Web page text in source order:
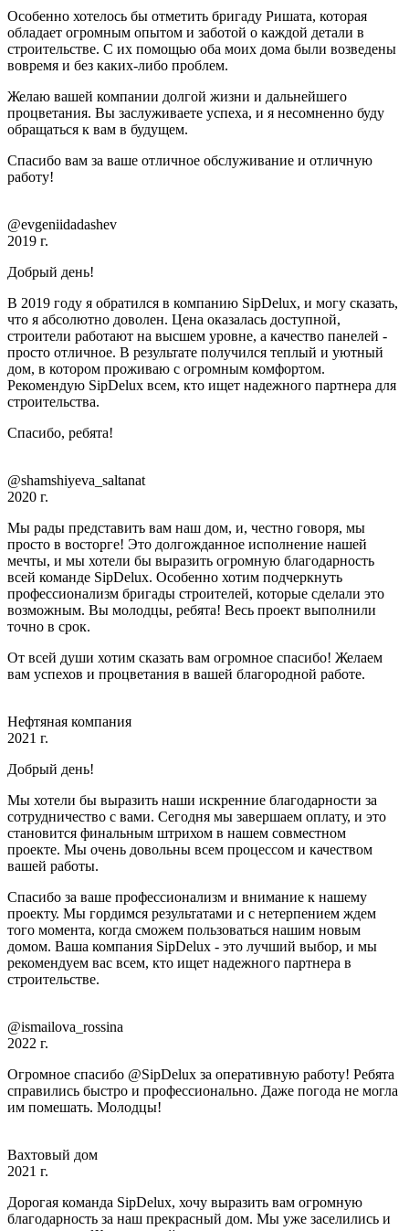
Особенно хотелось бы отметить бригаду Ришата, которая
обладает огромным опытом и заботой о каждой детали в
строительстве. С их помощью оба моих дома были возведены
вовремя и без каких-либо проблем.
Желаю вашей компании долгой жизни и дальнейшего
процветания. Вы заслуживаете успеха, и я несомненно буду
обращаться к вам в будущем.
Спасибо вам за ваше отличное обслуживание и отличную
работу!
@evgeniidadashev
2019 г.
Добрый день!
В 2019 году я обратился в компанию SipDelux, и могу сказать,
что я абсолютно доволен. Цена оказалась доступной,
строители работают на высшем уровне, а качество панелей -
просто отличное. В результате получился теплый и уютный
дом, в котором проживаю с огромным комфортом.
Рекомендую SipDelux всем, кто ищет надежного партнера для
строительства.
Спасибо, ребята!
@shamshiyeva_saltanat
2020 г.
Мы рады представить вам наш дом, и, честно говоря, мы
просто в восторге! Это долгожданное исполнение нашей
мечты, и мы хотели бы выразить огромную благодарность
всей команде SipDelux. Особенно хотим подчеркнуть
профессионализм бригады строителей, которые сделали это
возможным. Вы молодцы, ребята! Весь проект выполнили
точно в срок.
От всей души хотим сказать вам огромное спасибо! Желаем
вам успехов и процветания в вашей благородной работе.
Нефтяная компания
2021 г.
Добрый день!
Мы хотели бы выразить наши искренние благодарности за
сотрудничество с вами. Сегодня мы завершаем оплату, и это
становится финальным штрихом в нашем совместном
проекте. Мы очень довольны всем процессом и качеством
вашей работы.
Спасибо за ваше профессионализм и внимание к нашему
проекту. Мы гордимся результатами и с нетерпением ждем
того момента, когда сможем пользоваться нашим новым
домом. Ваша компания SipDelux - это лучший выбор, и мы
рекомендуем вас всем, кто ищет надежного партнера в
строительстве.
@ismailova_rossina
2022 г.
Огромное спасибо @SipDelux за оперативную работу! Ребята
справились быстро и профессионально. Даже погода не могла
им помешать. Молодцы!
Вахтовый дом
2021 г.
Дорогая команда SipDelux, хочу выразить вам огромную
благодарность за наш прекрасный дом. Мы уже заселились и